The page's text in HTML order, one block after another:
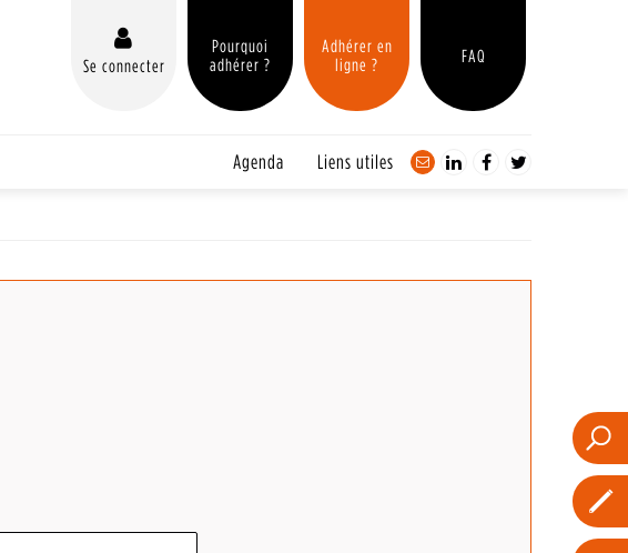
Se connecter
Pourquoi
adhérer ?
Adhérer en
ligne ?
FAQ
Agenda Liens utiles